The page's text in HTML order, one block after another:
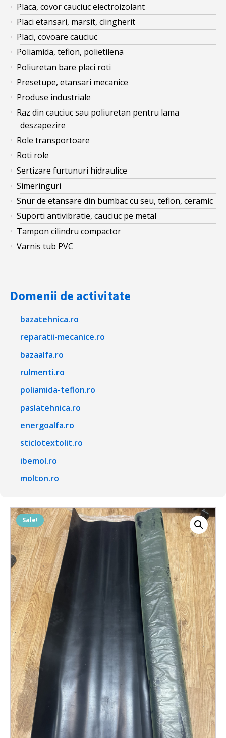
Placa, covor cauciuc electroizolant
Placi etansari, marsit, clingherit
Placi, covoare cauciuc
Poliamida, teflon, polietilena
Poliuretan bare placi roti
Presetupe, etansari mecanice
Produse industriale
Raz din cauciuc sau poliuretan pentru lama
deszapezire
Role transportoare
Roti role
Sertizare furtunuri hidraulice
Simeringuri
Snur de etansare din bumbac cu seu, teflon, ceramic
Suporti antivibratie, cauciuc pe metal
Tampon cilindru compactor
Varnis tub PVC
Domenii de activitate
bazatehnica.ro
reparatii-mecanice.ro
bazaalfa.ro
rulmenti.ro
poliamida-teflon.ro
paslatehnica.ro
energoalfa.ro
sticlotextolit.ro
ibemol.ro
molton.ro
Sale!